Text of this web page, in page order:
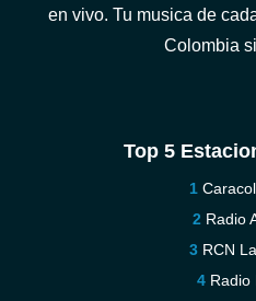
en vivo. Tu musica de
Colombia
Top 5
Radio
RCN
Radio